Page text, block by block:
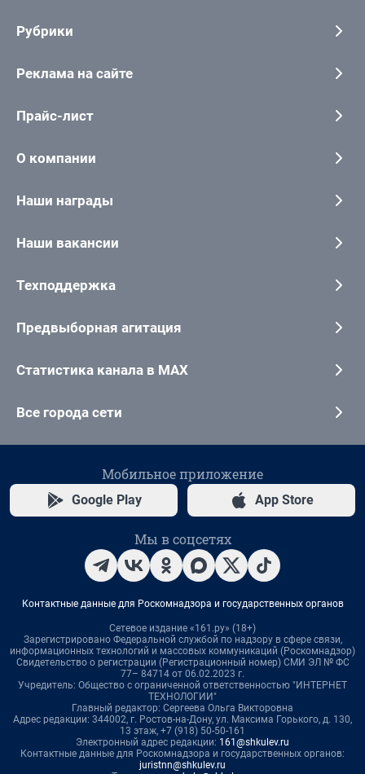
Рубрики
Реклама на сайте
Прайс-лист
О компании
Наши награды
Наши вакансии
Техподдержка
Предвыборная агитация
Статистика канала в MAX
Все города сети
Мобильное приложение
Google Play App Store
Мы в соцсетях
Контактные данные для Роскомнадзора и государственных органов
Сетевое издание «161.ру» (18+)
Зарегистрировано Федеральной службой по надзору в сфере связи,
информационных технологий и массовых коммуникаций (Роскомнадзор)
Свидетельство о регистрации (Регистрационный номер) СМИ ЭЛ № ФС
77– 84714 от 06.02.2023 г.
Учредитель: Общество с ограниченной ответственностью "ИНТЕРНЕТ
ТЕХНОЛОГИИ"
Главный редактор: Сергеева Ольга Викторовна
Адрес редакции: 344002, г. Ростов-на-Дону, ул. Максима Горького, д. 130,
13 этаж, +7 (918) 50-50-161
Электронный адрес редакции: 161@shkulev.ru
Контактные данные для Роскомнадзора и государственных органов:
juristnn@shkulev.ru